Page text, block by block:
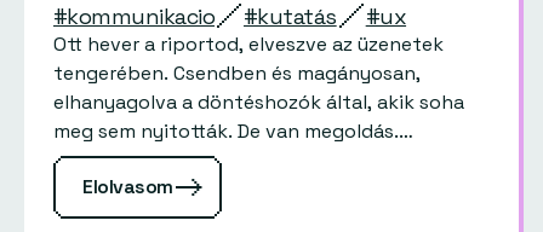
#kommunikacio #kutatás #ux
Ott hever a riportod, elveszve az üzenetek
tengerében. Csendben és magányosan,
elhanyagolva a döntéshozók által, akik soha
meg sem nyitották. De van megoldás.…
Elolvasom